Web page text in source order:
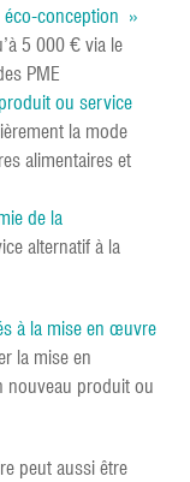
conception »
5 000 € via le
PME
ou service
la mode
alimentaires et
de la
alternatif à la
à la mise en œuvre
la mise en
nouveau produit ou
peut aussi être